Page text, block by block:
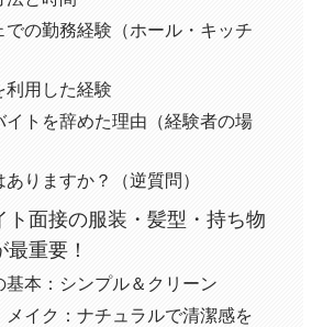
での勤務経験（ホール・キッチ
利用した経験
イトを辞めた理由（経験者の場
ありますか？（逆質問）
ト面接の服装・髪型・持ち物
最重要！
基本：シンプル＆クリーン
メイク：ナチュラルで清潔感を